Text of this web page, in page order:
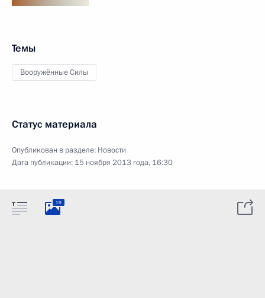
Темы
Вооружённые Силы
Статус материала
Опубликован в разделе: Новости
Дата публикации: 15 ноября 2013 года, 16:30
19